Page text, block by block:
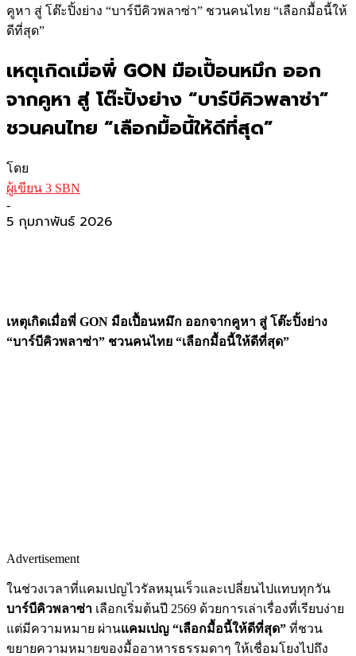
คูหา สู่ โต๊ะปิ้งย่าง “บาร์บีคิวพลาซ่า” ชวนคนไทย “เลือกมื้อนี้ให้
ดีที่สุด”
เหตุเกิดเมื่อพี่ GON มือเปื้อนหมึก ออก
จากคูหา สู่ โต๊ะปิ้งย่าง “บาร์บีคิวพลาซ่า”
ชวนคนไทย “เลือกมื้อนี้ให้ดีที่สุด”
โดย
ผู้เขียน 3 SBN
-
5 กุมภาพันธ์ 2026
เหตุเกิดเมื่อพี่ GON มือเปื้อนหมึก ออกจากคูหา สู่ โต๊ะปิ้งย่าง
“บาร์บีคิวพลาซ่า” ชวนคนไทย “เลือกมื้อนี้ให้ดีที่สุด”
Advertisement
ในช่วงเวลาที่แคมเปญไวรัลหมุนเร็วและเปลี่ยนไปแทบทุกวัน
บาร์บีคิวพลาซ่า เลือกเริ่มต้นปี 2569 ด้วยการเล่าเรื่องที่เรียบง่าย
แต่มีความหมาย ผ่านแคมเปญ “เลือกมื้อนี้ให้ดีที่สุด” ที่ชวน
ขยายความหมายของมื้ออาหารธรรมดาๆ ให้เชื่อมโยงไปถึง